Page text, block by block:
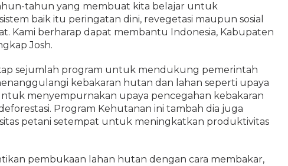
tahun yang membuat kita belajar untuk
baik itu peringatan dini, revegetasi maupun sosial
Kami berharap dapat membantu Indonesia, Kabupaten
Josh.
sejumlah program untuk mendukung pemerintah
kebakaran hutan dan lahan seperti upaya
menyempurnakan upaya pencegahan kebakaran
Program Kehutanan ini tambah dia juga
petani setempat untuk meningkatkan produktivitas
pembukaan lahan hutan dengan cara membakar,